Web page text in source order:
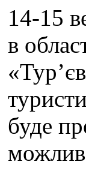
14-15
в
буде